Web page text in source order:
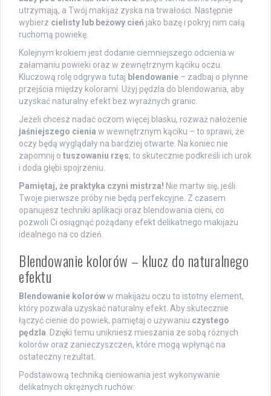
utrzymają, a Twój makijaż zyska na trwałości. Następnie
wybierz cielisty lub beżowy cień jako bazę i pokryj nim całą
ruchomą powiekę.
Kolejnym krokiem jest dodanie ciemniejszego odcienia w
załamaniu powieki oraz w zewnętrznym kąciku oczu.
Kluczową rolę odgrywa tutaj blendowanie – zadbaj o płynne
przejścia między kolorami. Użyj pędzla do blendowania, aby
uzyskać naturalny efekt bez wyraźnych granic.
Jeżeli chcesz nadać oczom więcej blasku, rozważ nałożenie
jaśniejszego cienia w wewnętrznym kąciku – to sprawi, że
oczy będą wyglądały na bardziej otwarte. Na koniec nie
zapomnij o tuszowaniu rzęs; to skutecznie podkreśli ich urok
i doda głębi spojrzeniu.
Pamiętaj, że praktyka czyni mistrza! Nie martw się, jeśli
Twoje pierwsze próby nie będą perfekcyjne. Z czasem
opanujesz techniki aplikacji oraz blendowania cieni, co
pozwoli Ci osiągnąć pożądany efekt delikatnego makijażu
idealnego na co dzień.
Blendowanie kolorów – klucz do naturalnego
efektu
Blendowanie koloróww makijażu oczu to istotny element,
który pozwala uzyskać naturalny efekt. Aby skutecznie
łączyć cienie do powiek, pamiętaj o używaniu czystego
pędzla . Dzięki temu unikniesz mieszania ze sobą różnych
kolorów oraz zanieczyszczeń, które mogą wpłynąć na
ostateczny rezultat.
Podstawową techniką cieniowania jest wykonywanie
delikatnych okrężnych ruchów: